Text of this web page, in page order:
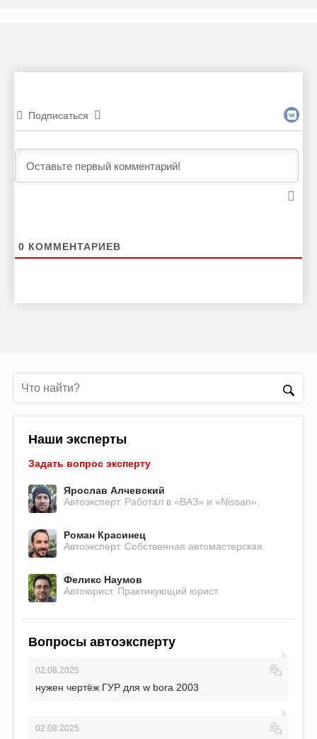
Подписаться
0 КОММЕНТАРИЕВ
Наши эксперты
Задать вопрос эксперту
Ярослав Алчевский
Автоэксперт. Работал в «ВАЗ» и «Nissan».
Роман Красинец
Автоэксперт. Собственная автомастерская.
Феликс Наумов
Автоюрист. Практикующий юрист.
Вопросы автоэксперту
02.08.2025
нужен чертёж ГУР для w bora 2003
02.08.2025